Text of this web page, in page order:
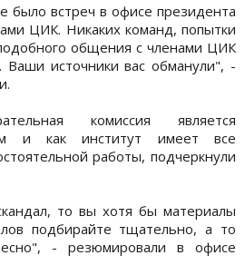
было встреч в офисе президента
ЦИК. Никаких команд, попытки
общения с членами ЦИК
Ваши источники вас обманули", -
комиссия является
и как институт имеет все
работы, подчеркнули
то вы хотя бы материалы
подбирайте тщательно, а то
- резюмировали в офисе